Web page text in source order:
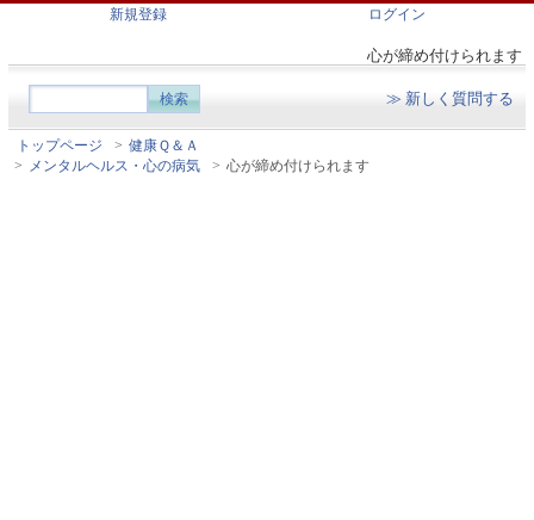
心が締め付けられます
新規登録 ログイン
≫ 新しく質問する
トップページ > 健康Ｑ＆Ａ
> メンタルヘルス・心の病気 > 心が締め付けられます